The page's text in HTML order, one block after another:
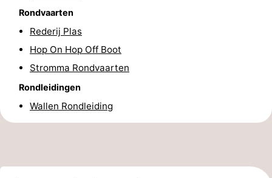
Eten
drinken
Uitgelicht
Rondvaarten
Rederij Plas
Hop On Hop Off Boot
Stromma Rondvaarten
Rondleidingen
Wallen Rondleiding